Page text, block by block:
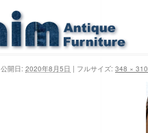
公開日: 2020年8月5日 | フルサイズ: 348 × 310